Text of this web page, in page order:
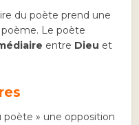
du poète prend une
poème. Le poète
entre Dieu et
poète » une opposition